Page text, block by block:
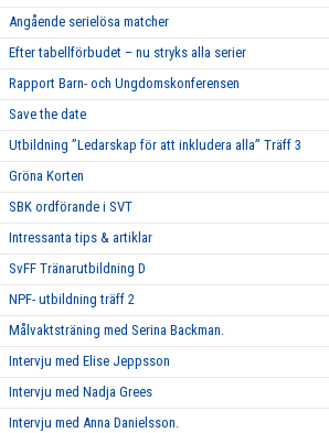
Angående serielösa matcher
Efter tabellförbudet – nu stryks alla serier
Rapport Barn- och Ungdomskonferensen
Save the date
Utbildning ”Ledarskap för att inkludera alla” Träff 3
Gröna Korten
SBK ordförande i SVT
Intressanta tips & artiklar
SvFF Tränarutbildning D
NPF- utbildning träff 2
Målvaktsträning med Serina Backman.
Intervju med Elise Jeppsson
Intervju med Nadja Grees
Intervju med Anna Danielsson.